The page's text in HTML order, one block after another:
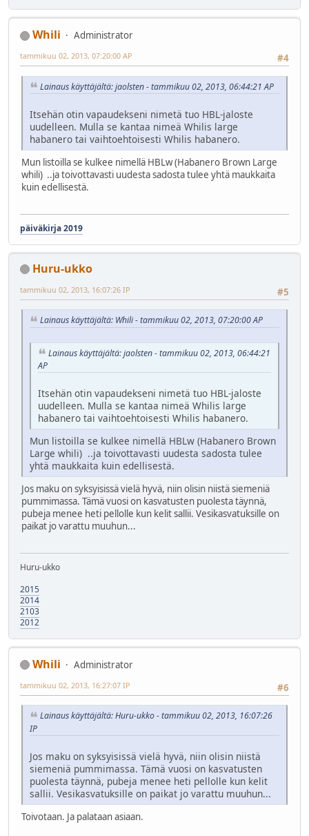
Whili
Administrator
#4
tammikuu 02, 2013, 07:20:00 AP
Lainaus käyttäjältä: jaolsten - tammikuu 02, 2013, 06:44:21 AP
Itsehän otin vapaudekseni nimetä tuo HBL-jaloste
uudelleen. Mulla se kantaa nimeä Whilis large
habanero tai vaihtoehtoisesti Whilis habanero.
Mun listoilla se kulkee nimellä HBLw (Habanero Brown Large
whili) ..ja toivottavasti uudesta sadosta tulee yhtä maukkaita
kuin edellisestä.
päiväkirja 2019
Huru-ukko
#5
tammikuu 02, 2013, 16:07:26 IP
Lainaus käyttäjältä: Whili - tammikuu 02, 2013, 07:20:00 AP
Lainaus käyttäjältä: jaolsten - tammikuu 02, 2013, 06:44:21
AP
Itsehän otin vapaudekseni nimetä tuo HBL-jaloste
uudelleen. Mulla se kantaa nimeä Whilis large
habanero tai vaihtoehtoisesti Whilis habanero.
Mun listoilla se kulkee nimellä HBLw (Habanero Brown
Large whili) ..ja toivottavasti uudesta sadosta tulee
yhtä maukkaita kuin edellisestä.
Jos maku on syksyisissä vielä hyvä, niin olisin niistä siemeniä
pummimassa. Tämä vuosi on kasvatusten puolesta täynnä,
pubeja menee heti pellolle kun kelit sallii. Vesikasvatuksille on
paikat jo varattu muuhun...
Huru-ukko
2015
2014
2103
2012
Whili
Administrator
#6
tammikuu 02, 2013, 16:27:07 IP
Lainaus käyttäjältä: Huru-ukko - tammikuu 02, 2013, 16:07:26
IP
Jos maku on syksyisissä vielä hyvä, niin olisin niistä
siemeniä pummimassa. Tämä vuosi on kasvatusten
puolesta täynnä, pubeja menee heti pellolle kun kelit
sallii. Vesikasvatuksille on paikat jo varattu muuhun...
Toivotaan. Ja palataan asiaan.